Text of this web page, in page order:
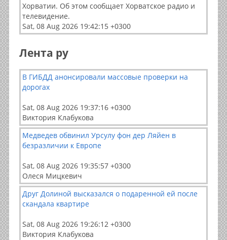
Хорватии. Об этом сообщает Хорватское радио и
телевидение.
Sat, 08 Aug 2026 19:42:15 +0300
Лента ру
В ГИБДД анонсировали массовые проверки на
дорогах
Sat, 08 Aug 2026 19:37:16 +0300
Виктория Клабукова
Медведев обвинил Урсулу фон дер Ляйен в
безразличии к Европе
Sat, 08 Aug 2026 19:35:57 +0300
Олеся Мицкевич
Друг Долиной высказался о подаренной ей после
скандала квартире
Sat, 08 Aug 2026 19:26:12 +0300
Виктория Клабукова